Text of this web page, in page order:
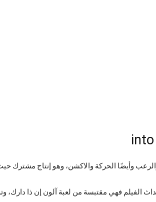
وأيضًا الحركة والاكشن، وهو إنتاج مشترك حيث
الفيلم فهي مقتبسة من لعبة آلون إن ذا دارك،